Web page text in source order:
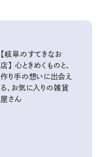
【岐阜のすてきなお
店】 心ときめくものと、
作り手の想いに出会え
る、お気に入りの雑貨
屋さん